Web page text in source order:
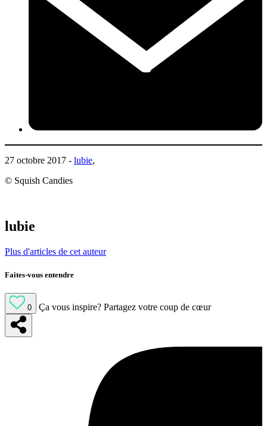
27 octobre 2017 - lubie,
© Squish Candies
lubie
Plus d'articles de cet auteur
Faites-vous entendre
0 Ça vous inspire? Partagez votre coup de cœur